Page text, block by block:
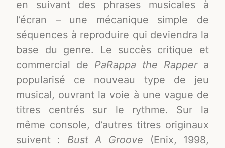
en suivant des phrases musicales à
l’écran – une mécanique simple de
séquences à reproduire qui deviendra la
base du genre. Le succès critique et
commercial de PaRappa the Rappera
popularisé ce nouveau type de jeu
musical, ouvrant la voie à une vague de
titres centrés sur le rythme. Sur la
même console, d’autres titres originaux
suivent : Bust A Groove (Enix, 1998,